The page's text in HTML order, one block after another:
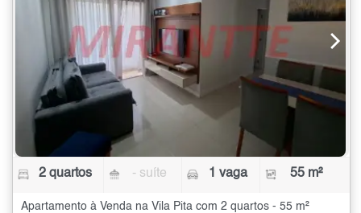
2 quartos - suíte 1 vaga 55 m²
Apartamento à Venda na Vila Pita com 2 quartos - 55 m²